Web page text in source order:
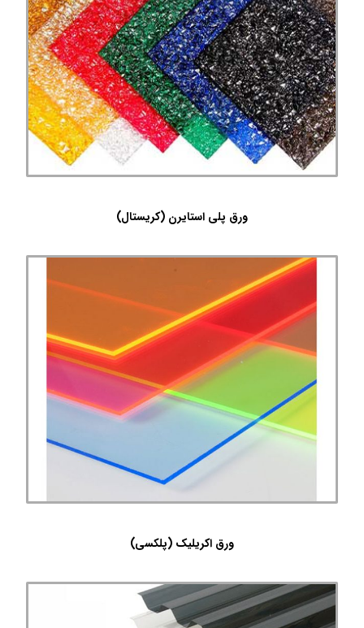
ورق پلی استایرن (کریستال)
ورق اکریلیک (پلکسی)